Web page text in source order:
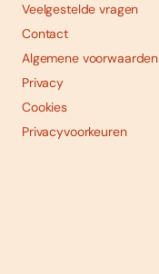
Veelgestelde vragen
Contact
Algemene voorwaarden
Privacy
Cookies
Privacyvoorkeuren